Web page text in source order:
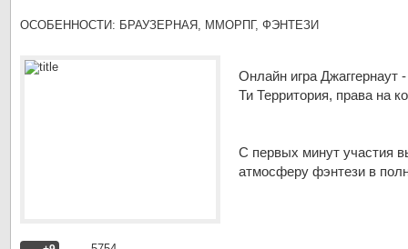
ОСОБЕННОСТИ: БРАУЗЕРНАЯ, ММОРПГ, ФЭНТЕЗИ
Онлайн игра Джаггернаут
Ти Территория, права на
С первых минут участия
атмосферу фэнтези в